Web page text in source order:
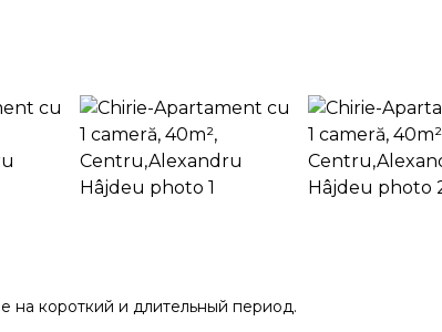
на короткий и длительный период.